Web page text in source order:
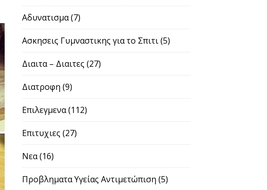
Αδυνατισμα(7)
Ασκησεις Γυμναστικης για το Σπιτι(5)
Διαιτα – Διαιτες (27)
Διατροφη (9)
Επιλεγμενα(112)
Επιτυχιες (27)
Νεα(16)
Προβληματα Υγείας Αντιμετώπιση (5)